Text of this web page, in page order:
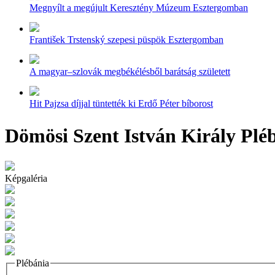
Megnyílt a megújult Keresztény Múzeum Esztergomban
František Trstenský szepesi püspök Esztergomban
A magyar–szlovák megbékélésből barátság született
Hit Pajzsa díjjal tüntették ki Erdő Péter bíborost
Dömösi Szent István Király
Képgaléria
Plébánia